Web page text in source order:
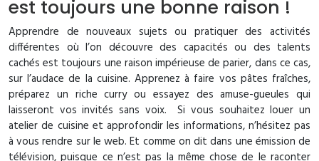
est toujours une bonne raison !
Apprendre de nouveaux sujets ou pratiquer des activités
différentes où l’on découvre des capacités ou des talents
cachés est toujours une raison impérieuse de parier, dans ce cas,
sur l’audace de la cuisine. Apprenez à faire vos pâtes fraîches,
préparez un riche curry ou essayez des amuse-gueules qui
laisseront vos invités sans voix. Si vous souhaitez louer un
atelier de cuisine et approfondir les informations, n’hésitez pas
à vous rendre sur le web. Et comme on dit dans une émission de
télévision, puisque ce n’est pas la même chose de le raconter